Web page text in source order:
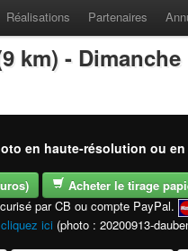
Réalisations Partenaires
km) -
en haute-résolution ou
Acheter le tirage
par CB ou compte PayPal.
ici (photo : 20200913-